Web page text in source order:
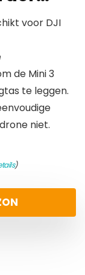
voor DJI
de Mini 3
te leggen.
niet.
)